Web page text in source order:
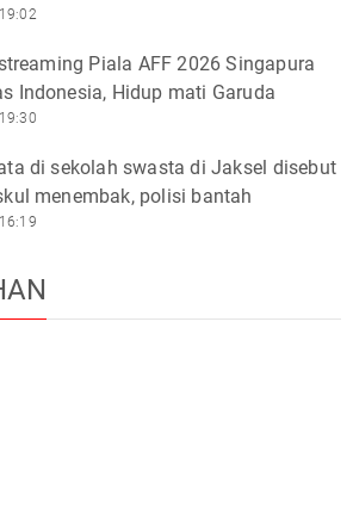
Piala AFF 2026 Singapura
Indonesia, Hidup mati Garuda
di sekolah swasta di Jaksel disebut
menembak, polisi bantah